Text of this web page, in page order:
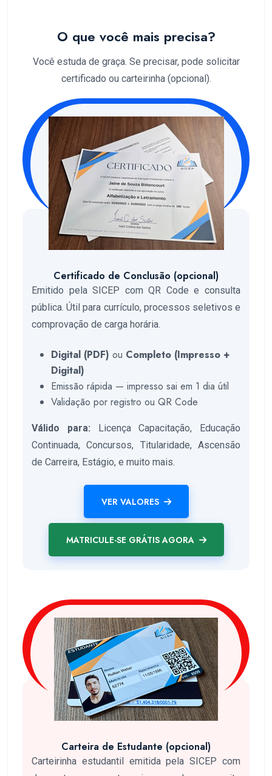
O que você mais precisa?
Você estuda de graça. Se precisar, pode solicitar
certificado ou carteirinha (opcional).
Certificado de Conclusão (opcional)
Emitido pela SICEP com QR Code e consulta
pública. Útil para currículo, processos seletivos e
comprovação de carga horária.
Digital (PDF) ou Completo (Impresso +
Digital)
Emissão rápida — impresso sai em 1 dia útil
Validação por registro ou QR Code
Válido para: Licença Capacitação, Educação
Continuada, Concursos, Titularidade, Ascensão
de Carreira, Estágio, e muito mais.
VER VALORES
MATRICULE-SE GRÁTIS AGORA
Carteira de Estudante (opcional)
Carteirinha estudantil emitida pela SICEP com